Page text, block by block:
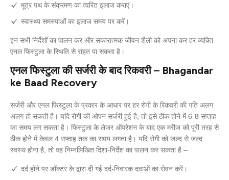
मूत्र पथ के संक्रमण का त्वरित इलाज कराएं।
स्वास्थ्य समस्याओं का इलाज समय पर करें।
इन सभी निर्देशों का पालन कर और सकारात्मक जीवन शैली को अपना कर हर व्यक्ति
एनल फिस्टुला के स्थिति से राहत पा सकता है।
एनल फिस्टुला की सर्जरी के बाद रिकवरी – Bhagandar
ke Baad Recovery
सर्जरी और एनल फिस्टुला के प्रकार के आधार पर हर रोगी के रिकवरी की गति अलग
अलग हो सकती है। यदि रोगी की ओपन सर्जरी हुई है, तो इसे ठीक होने में 6-8 सप्ताह
का समय लग सकता है। फिस्टुला के लेजर ऑपरेशन के बाद एक मरीज को पूरी तरह से
ठीक होने में केवल 4 सप्ताह तक का समय लगता है। यदि रोगी को जल्द से जल्द
स्वस्थ होना है, तो वह निम्नलिखित दिशा-निर्देश का पालन कर सकता है –
दर्द होने पर डॉक्टर के द्वारा दी गई दर्द-निवारक दवाओं का सेवन करें।